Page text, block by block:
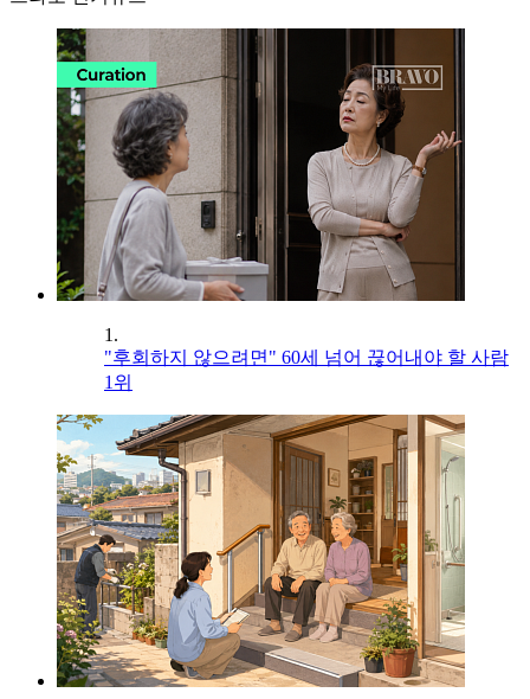
1.
"후회하지 않으려면" 60세 넘어 끊어내야 할 사람
1위